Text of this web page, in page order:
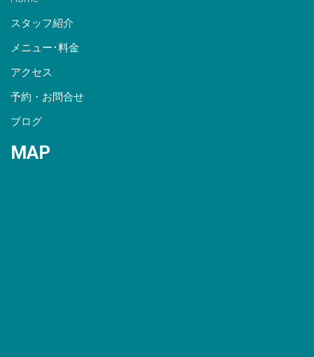
スタッフ紹介
メニュー･料金
アクセス
予約・お問合せ
ブログ
MAP